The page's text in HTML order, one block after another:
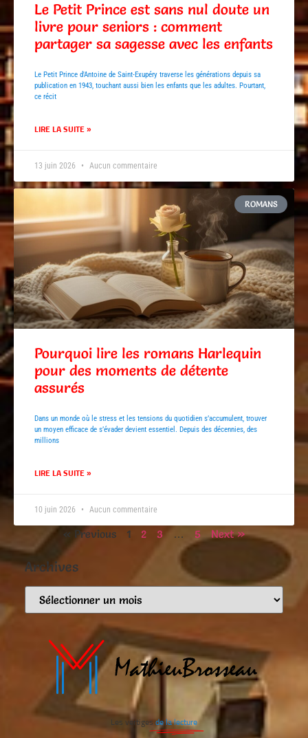
Le Petit Prince est sans nul doute un
livre pour seniors : comment
partager sa sagesse avec les enfants
Le Petit Prince d'Antoine de Saint-Exupéry traverse les générations depuis sa
publication en 1943, touchant aussi bien les enfants que les adultes. Pourtant,
ce récit
LIRE LA SUITE »
13 juin 2026 Aucun commentaire
ROMANS
Pourquoi lire les romans Harlequin
pour des moments de détente
assurés
Dans un monde où le stress et les tensions du quotidien s’accumulent, trouver
un moyen efficace de s’évader devient essentiel. Depuis des décennies, des
millions
LIRE LA SUITE »
10 juin 2026 Aucun commentaire
« Previous 1 2 3 … 5 Next »
Archives
Les vertiges de la lecture